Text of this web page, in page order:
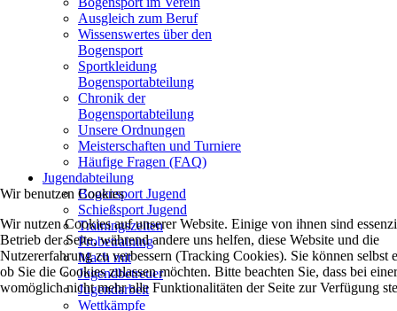
Ausgleich zum Beruf
Wissenswertes über den
Bogensport
Sportkleidung
Bogensportabteilung
Chronik der
Bogensportabteilung
Unsere Ordnungen
Meisterschaften und Turniere
Häufige Fragen (FAQ)
Jugendabteilung
Bogensport Jugend
Schießsport Jugend
Trainingszeiten
Probetraining
Mach mit
Jugendbetreuer
Jugendarbeit
Wettkämpfe
Wir benutzen Cookies
Wir nutzen Cookies auf unserer Website. Einige von ihnen sind
Betrieb der Seite, während andere uns helfen, diese Website und die
Nutzererfahrung zu verbessern (Tracking Cookies). Sie können selbst
ob Sie die Cookies zulassen möchten. Bitte beachten Sie, dass bei
womöglich nicht mehr alle Funktionalitäten der Seite zur Verfügung